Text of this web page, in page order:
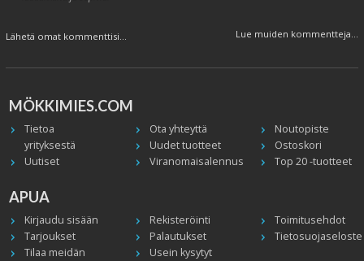
Lähetä omat kommenttisi... Lue muiden kommentteja...
MÖKKIMIES.COM
Tietoa
yrityksestä
Ota yhteyttä
Noutopiste
Uudet tuotteet
Ostoskori
Uutiset
Viranomaisalennus Top 20 -tuotteet
APUA
Kirjaudu sisään Rekisteröinti
Toimitusehdot
Tarjoukset
Palautukset
Tietosuojaseloste
Tilaa meidän
Usein kysytyt